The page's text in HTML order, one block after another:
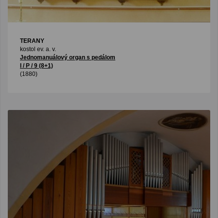
TERANY
kostol ev. a. v.
Jednomanuálový organ s pedálom
I / P / 9 (8+1)
(1880)